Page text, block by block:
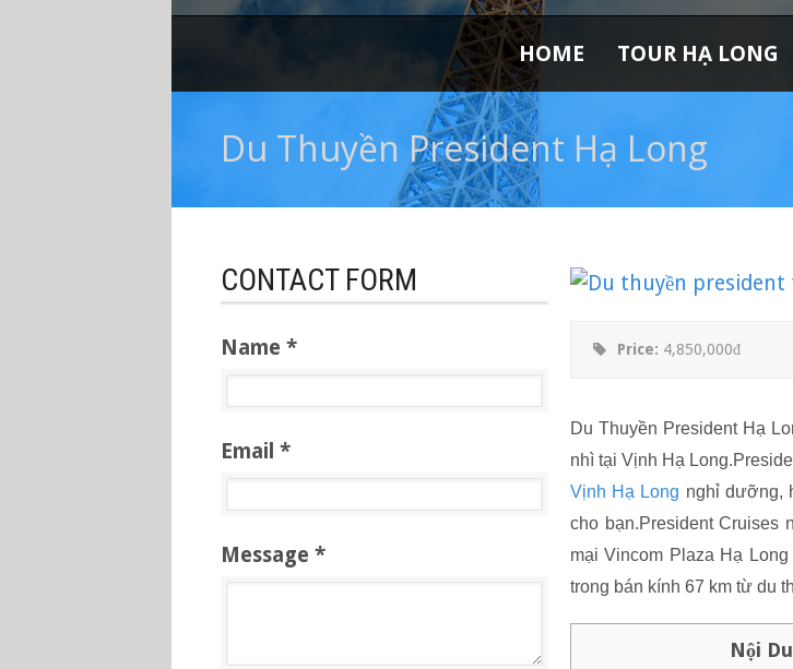
HOME TOUR HẠ LONG
Du Thuyền President Hạ Long
Price: 4,850,000đ
Du Thuyền President Hạ
nhì tại Vịnh Hạ
Vịnh Hạ Long nghỉ dưỡng,
cho bạn.President Cruises
mại Vincom Plaza Hạ
trong bán kính 67 km từ du
Nội
CONTACT FORM
Name *
Email *
Message *